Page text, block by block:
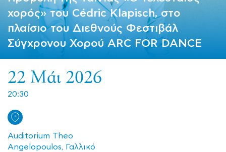
22 Μάι 2026
20:30
Auditorium Theo
Angelopoulos, Γαλλικό
χορός» του Cédric Klapisch, στο
πλαίσιο του Διεθνούς Φεστιβάλ
Σύγχρονου Χορού ARC FOR DANCE